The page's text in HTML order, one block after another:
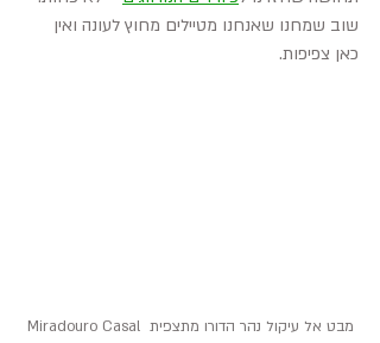
שוב שמחנו שאנחנו מטיילים מחוץ לעונה ואין
כאן צפיפות.
מבט אל עיקול נהר הדורו מתצפית Miradouro Casal